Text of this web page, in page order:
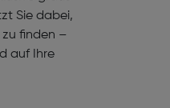
Sie dabei,
zu finden –
auf Ihre